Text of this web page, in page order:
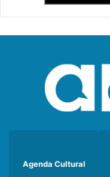
Agenda Cultural